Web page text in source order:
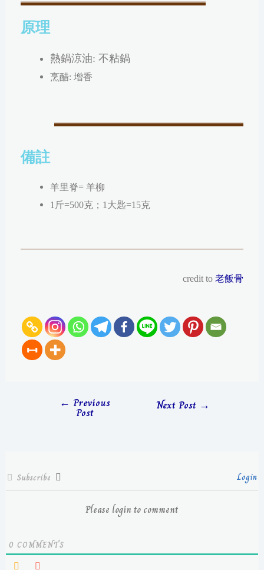
原理
熱鍋涼油: 不粘鍋
烹醋: 增香
備註
羊里脊= 羊柳
1斤=500克；1大匙=15克
credit to 老飯骨
← Previous
Post Next Post →
Subscribe Login
Please login to comment
0 COMMENTS